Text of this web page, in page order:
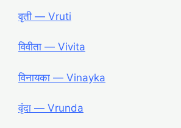
वृती ― Vruti
विवीता ― Vivita
विनायका ― Vinayka
वृंदा ― Vrunda